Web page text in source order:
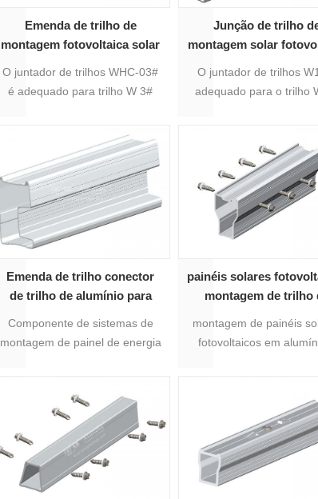
Emenda de trilho de
montagem fotovoltaica solar
O juntador de trilhos WHC-03#
é adequado para trilho W 3#
Junção de trilho
montagem solar
O juntador de trilhos
adequado para o trilho
Emenda de trilho conector
de trilho de alumínio para
Componente de sistemas de
montagem de painel de energia
trilho de montagem solar
fotovoltaico 18#, que é a junta
de 2 perfis de alumínio solar.
painéis solares
montagem de trilho
montagem de painéis
fotovoltaicos em
montagem fotovoltaica
16#, que é a junção de 2
de alumínio solar.